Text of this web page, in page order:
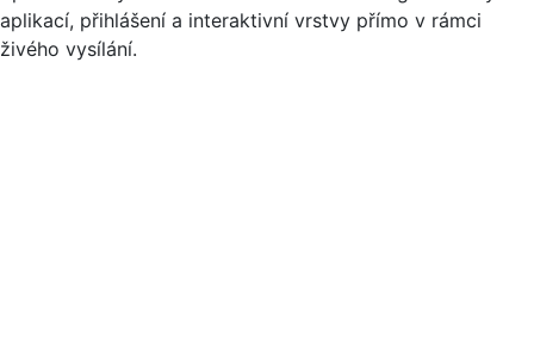
aplikací, přihlášení a interaktivní vrstvy přímo v rámci
živého vysílání.